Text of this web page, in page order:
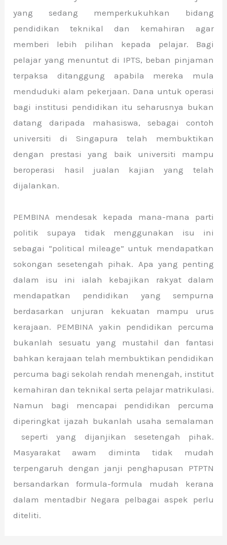
yang sedang memperkukuhkan bidang
pendidikan teknikal dan kemahiran agar
memberi lebih pilihan kepada pelajar. Bagi
pelajar yang menuntut di IPTS, beban pinjaman
terpaksa ditanggung apabila mereka mula
menduduki alam pekerjaan. Dana untuk operasi
bagi institusi pendidikan itu seharusnya bukan
datang daripada mahasiswa, sebagai contoh
universiti di Singapura telah membuktikan
dengan prestasi yang baik universiti mampu
beroperasi hasil jualan kajian yang telah
dijalankan.
PEMBINA mendesak kepada mana-mana parti
politik supaya tidak menggunakan isu ini
sebagai “political mileage” untuk mendapatkan
sokongan sesetengah pihak. Apa yang penting
dalam isu ini ialah kebajikan rakyat dalam
mendapatkan pendidikan yang sempurna
berdasarkan unjuran kekuatan mampu urus
kerajaan. PEMBINA yakin pendidikan percuma
bukanlah sesuatu yang mustahil dan fantasi
bahkan kerajaan telah membuktikan pendidikan
percuma bagi sekolah rendah menengah, institut
kemahiran dan teknikal serta pelajar matrikulasi.
Namun bagi mencapai pendidikan percuma
diperingkat ijazah bukanlah usaha semalaman
seperti yang dijanjikan sesetengah pihak.
Masyarakat awam diminta tidak mudah
terpengaruh dengan janji penghapusan PTPTN
bersandarkan formula-formula mudah kerana
dalam mentadbir Negara pelbagai aspek perlu
diteliti.